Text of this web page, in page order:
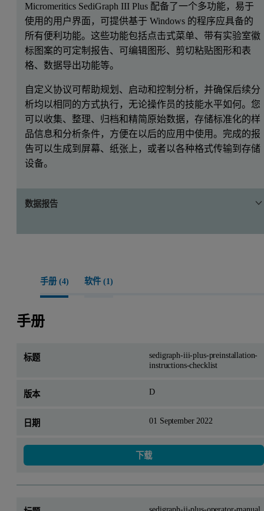
Micromeritics SediGraph III Plus 配备了一个多功能，易于
使用的用户界面，可提供基于 Windows 的程序应具备的
所有便利功能。这些功能包括点击式菜单、带有实验室徽
标图案的可定制报告、可编辑图形、剪切粘贴图形和表
格、数据导出功能等。
自定义协议可帮助规划、启动和控制分析，并确保后续分
析均以相同的方式执行，无论操作员的技能水平如何。您
可以收集、整理、归档和精简原始数据，存储标准化的样
品信息和分析条件，方便在以后的应用中使用。完成的报
告可以生成到屏幕、纸张上，或者以各种格式传输到存储
设备。
数据报告
覆盖 125,000 至 0.1 µm 全粒径区间的有效分析报告。
除了表格数据外，还提供多类图形分析图，包括：
基线校准/满量程校准参照
手册 (4) 软件 (1)
手册
sedigraph-iii-plus-preinstallation-
instructions-checklist
D
01 September 2022
下载